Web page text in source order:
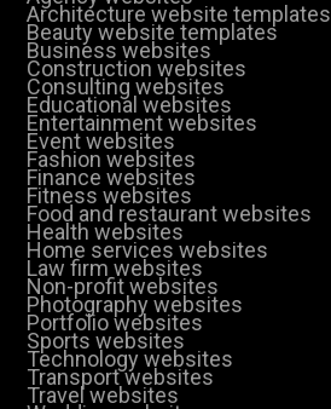
Architecture website templates
Beauty website templates
Business websites
Construction websites
Consulting websites
Educational websites
Entertainment websites
Event websites
Fashion websites
Finance websites
Fitness websites
Food and restaurant websites
Health websites
Home services websites
Law firm websites
Non-profit websites
Photography websites
Portfolio websites
Sports websites
Technology websites
Transport websites
Travel websites